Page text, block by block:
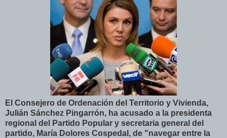
El Consejero de Ordenación del Territorio y Vivienda,
Julián Sánchez Pingarrón, ha acusado a la presidenta
regional del Partido Popular y secretaria general del
partido, María Dolores Cospedal, de "navegar entre la